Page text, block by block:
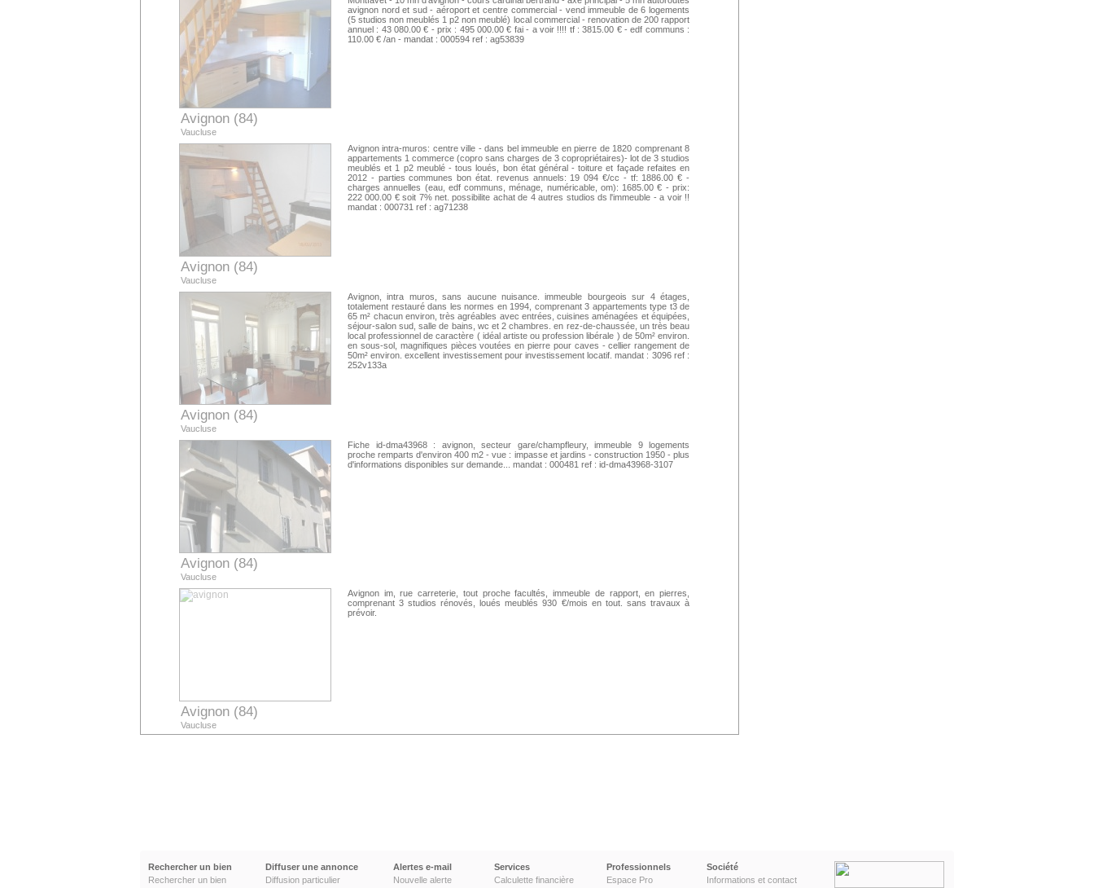
Avignon (84)
Vaucluse
avignon nord et sud - aéroport et centre commercial - vend immeuble de 6 logements
(5 studios non meublés 1 p2 non meublé) local commercial - renovation de 200 rapport
annuel : 43 080.00 € - prix : 495 000.00 € fai - a voir !!!! tf : 3815.00 € - edf communs :
110.00 € /an - mandat : 000594 ref : ag53839
Avignon (84)
Vaucluse
Avignon intra-muros: centre ville - dans bel immeuble en pierre de 1820 comprenant 8
appartements 1 commerce (copro sans charges de 3 copropriétaires)- lot de 3 studios
meublés et 1 p2 meublé - tous loués, bon état général - toiture et façade refaites en
2012 - parties communes bon état. revenus annuels: 19 094 €/cc - tf: 1886.00 € -
charges annuelles (eau, edf communs, ménage, numéricable, om): 1685.00 € - prix:
222 000.00 € soit 7% net. possibilite achat de 4 autres studios ds l'immeuble - a voir !!
mandat : 000731 ref : ag71238
Avignon (84)
Vaucluse
Avignon, intra muros, sans aucune nuisance. immeuble bourgeois sur 4 étages,
totalement restauré dans les normes en 1994, comprenant 3 appartements type t3 de
65 m² chacun environ, très agréables avec entrées, cuisines aménagées et équipées,
séjour-salon sud, salle de bains, wc et 2 chambres. en rez-de-chaussée, un très beau
local professionnel de caractère ( idéal artiste ou profession libérale ) de 50m² environ.
en sous-sol, magnifiques pièces voutées en pierre pour caves - cellier rangement de
50m² environ. excellent investissement pour investissement locatif. mandat : 3096 ref :
252v133a
Avignon (84)
Vaucluse
Fiche id-dma43968 : avignon, secteur gare/champfleury, immeuble 9 logements
proche remparts d'environ 400 m2 - vue : impasse et jardins - construction 1950 - plus
d'informations disponibles sur demande... mandat : 000481 ref : id-dma43968-3107
Avignon (84)
Vaucluse
Avignon im, rue carreterie, tout proche facultés, immeuble de rapport, en pierres,
comprenant 3 studios rénovés, loués meublés 930 €/mois en tout. sans travaux à
prévoir.
Rechercher un bien
Rechercher un bien
Diffuser une annonce
Diffusion particulier
Alertes e-mail
Nouvelle alerte
Services
Calculette financière
Professionnels
Espace Pro
Société
Informations et contact